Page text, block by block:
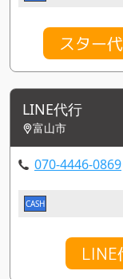
スター
LINE代行
富山市
070-4446-0869
CASH
LINE